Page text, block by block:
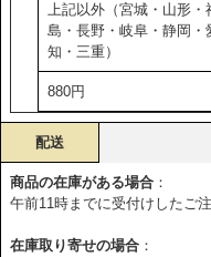
上記以外（宮城・山形・
島・長野・岐阜・静岡・
知・三重）
880円
配送
商品の在庫がある場合 ：
午前11時までに受付けしたご
在庫取り寄せの場合 ：